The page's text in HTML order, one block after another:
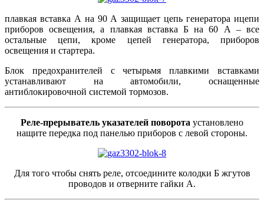
плавкая вставка А на 90 А защищает цепь генератора ицепи
приборов освещения, а плавкая вставка Б на 60 А – все
остальные цепи, кроме цепей генератора, приборов
освещения и стартера.
Блок предохранителей с четырьмя плавкими вставками
устанавливают на автомобили, оснащенные
антиблокировочной системой тормозов.
Реле-прерыватель указателей поворота установлено
нащите передка под панелью приборов с левой стороны.
Для того чтобы снять реле, отсоедините колодки Б жгутов
проводов и отверните гайки А.